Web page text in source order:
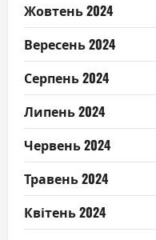
Жовтень 2024
Вересень 2024
Серпень 2024
Липень 2024
Червень 2024
Травень 2024
Квітень 2024